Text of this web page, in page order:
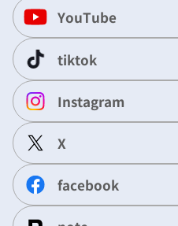
YouTube
tiktok
Instagram
X
facebook